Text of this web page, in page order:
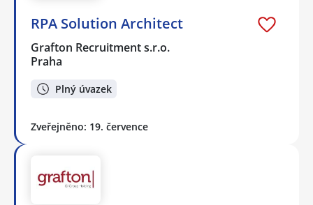
RPA Solution Architect
Grafton Recruitment s.r.o.
Praha
Plný úvazek
Zveřejněno: 19. července